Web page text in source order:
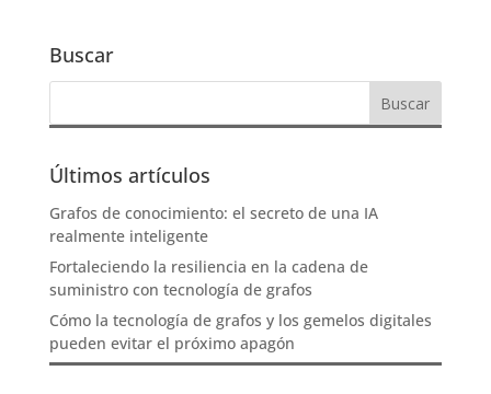
Buscar
Últimos artículos
Grafos de conocimiento: el secreto de una IA
realmente inteligente
Fortaleciendo la resiliencia en la cadena de
suministro con tecnología de grafos
Cómo la tecnología de grafos y los gemelos digitales
pueden evitar el próximo apagón